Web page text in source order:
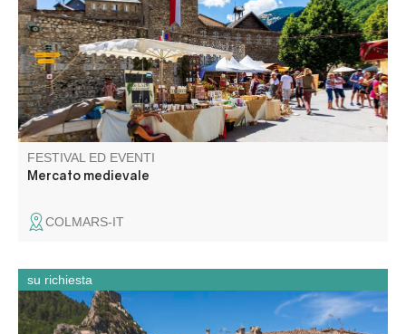
originali e artigianali.
FESTIVAL ED EVENTI
Mercato medievale
COLMARS-IT
Découvrez Entrevaux, son cœur historique, ses remparts,
ses ruelles médiévales. La montée vers la citadelle par la
su richiesta